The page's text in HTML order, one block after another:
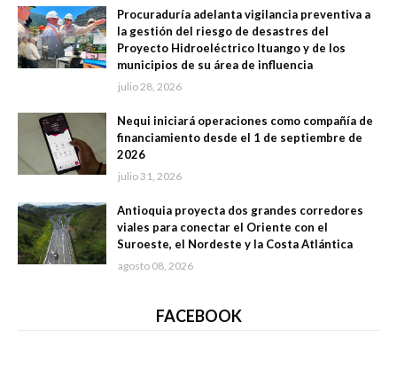
Procuraduría adelanta vigilancia preventiva a
la gestión del riesgo de desastres del
Proyecto Hidroeléctrico Ituango y de los
municipios de su área de influencia
julio 28, 2026
Nequi iniciará operaciones como compañía de
financiamiento desde el 1 de septiembre de
2026
julio 31, 2026
Antioquia proyecta dos grandes corredores
viales para conectar el Oriente con el
Suroeste, el Nordeste y la Costa Atlántica
agosto 08, 2026
FACEBOOK